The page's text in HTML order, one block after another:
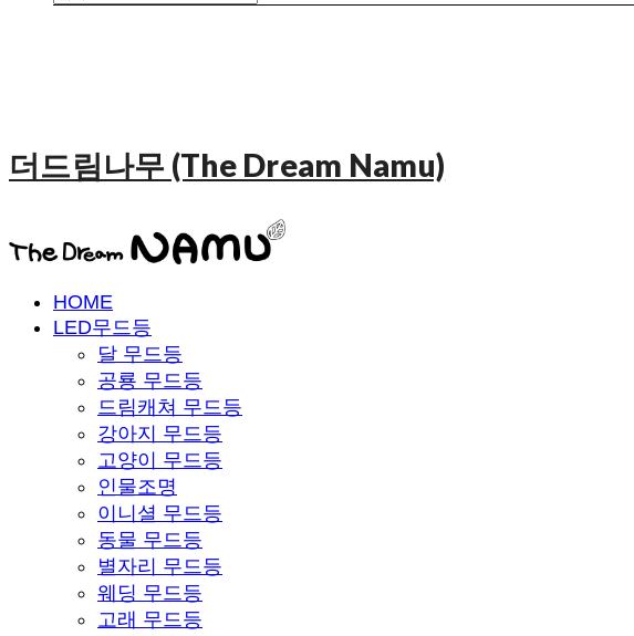
더드림나무 (The Dream Namu)
HOME
LED무드등
달 무드등
공룡 무드등
드림캐쳐 무드등
강아지 무드등
고양이 무드등
인물조명
이니셜 무드등
동물 무드등
별자리 무드등
웨딩 무드등
고래 무드등